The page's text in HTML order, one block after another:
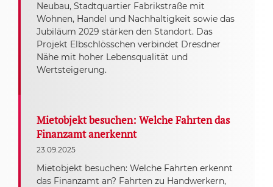
Neubau, Stadtquartier Fabrikstraße mit
Wohnen, Handel und Nachhaltigkeit sowie das
Jubiläum 2029 stärken den Standort. Das
Projekt Elbschlösschen verbindet Dresdner
Nähe mit hoher Lebensqualität und
Wertsteigerung.
Mietobjekt besuchen: Welche Fahrten das
Finanzamt anerkennt
23.09.2025
Mietobjekt besuchen: Welche Fahrten erkennt
das Finanzamt an? Fahrten zu Handwerkern,